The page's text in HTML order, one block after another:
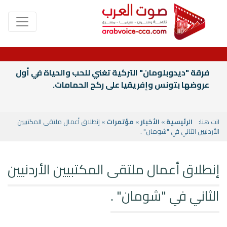
فرقة "ديدوبلومان" التركية تغني للحب والحياة في أول
عروضها بتونس وإفريقيا على ركح الحمامات.
انت هنا: الرئيسية» الأخبار» مؤتمرات» إنطلاق أعمال ملتقى المكتبيين
الأردنيين الثاني في "شومان" .
إنطلاق أعمال ملتقى المكتبيين الأردنيين
الثاني في "شومان" .